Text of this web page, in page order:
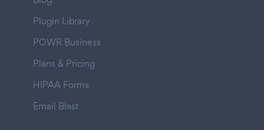
Plugin Library
POWR Business
Plans & Pricing
HIPAA Forms
Email Blast